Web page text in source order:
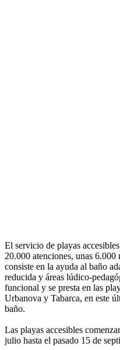
El servicio de playas
20.000 atenciones, unas 6.000
consiste en la ayuda al baño
reducida y áreas lúdico-
funcional y se presta en las
Urbanova y Tabarca, en este
baño.
Las playas accesibles
julio hasta el pasado 15 de